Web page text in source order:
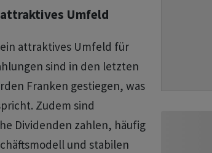
Umfeld
attraktives Umfeld für
sind in den letzten
Franken gestiegen, was
Zudem sind
Dividenden zahlen, häufig
und stabilen